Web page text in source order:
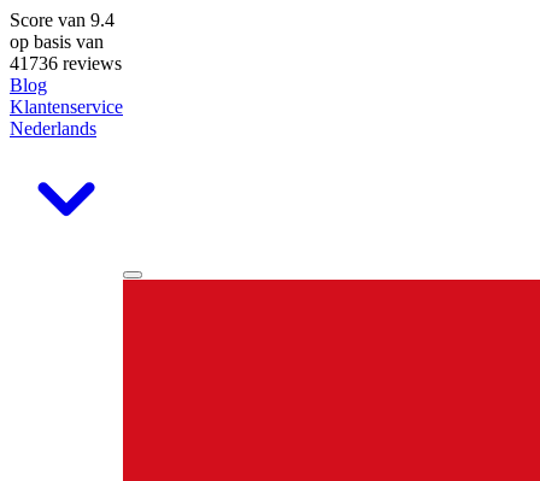
Score van 9.4
op basis van
41736 reviews
Blog
Klantenservice
Nederlands